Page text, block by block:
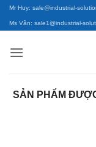
Bỏ
qua
dung
Mr Huy: sale@industrial-
Ms Vân: sale1@industrial-
SẢN PHẨM